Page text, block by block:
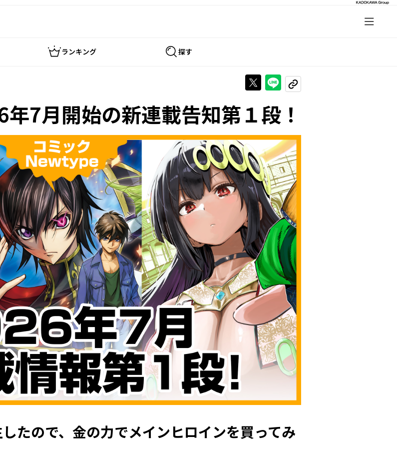
ランキング 探す
Xで投稿するLINEでシェアする
URLをコピーする
年7月開始の新連載告知第１段！
たので、金の力でメインヒロインを買ってみ